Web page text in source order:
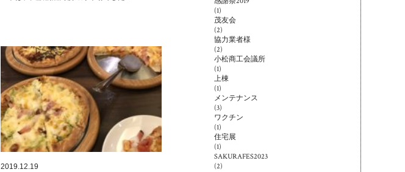
2019.12.19
(1)
茂友会
(2)
協力業者様
(2)
小松商工会議所
(1)
上棟
(1)
メンテナンス
(3)
ワクチン
(1)
住宅展
(1)
SAKURAFES2023
(2)